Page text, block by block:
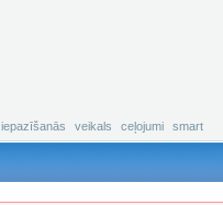
iepazīšanās veikals ceļojumi smart